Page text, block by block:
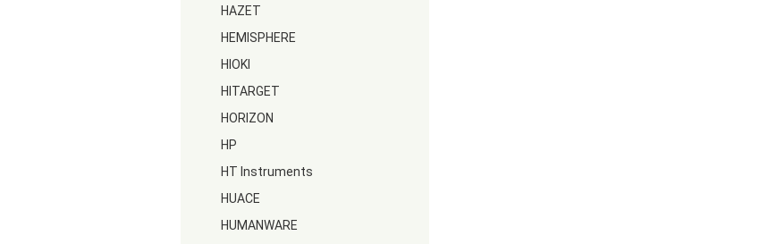
HAZET
HEMISPHERE
HIOKI
HITARGET
HORIZON
HP
HT Instruments
HUACE
HUMANWARE